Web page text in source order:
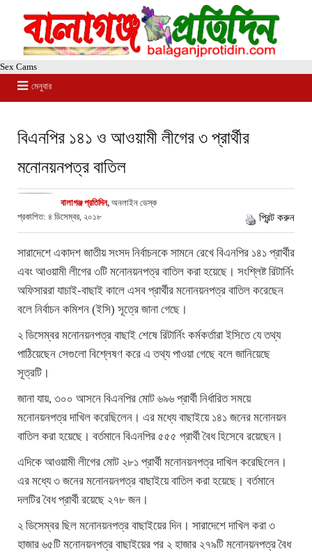
Sex Cams
মেনুবার
বিএনপির ১৪১ ও আওয়ামী লীগের ৩ প্রার্থীর
মনোনয়নপত্র বাতিল
বালাগঞ্জ প্রতিদিন, অনলাইন ডেস্ক
প্রকাশিত: ৪ ডিসেম্বর, ২০১৮
প্রিন্ট করুন
সারাদেশে একাদশ জাতীয় সংসদ নির্বাচনকে সামনে রেখে বিএনপির ১৪১ প্রার্থীর
এবং আওয়ামী লীগের ৩টি মনোনয়নপত্র বাতিল করা হয়েছে। সংশ্লিষ্ট রিটার্নিং
অফিসাররা যাচাই-বাছাই কালে এসব প্রার্থীর মনোনয়নপত্র বাতিল করেছেন
বলে নির্বাচন কমিশন (ইসি) সূত্রে জানা গেছে।
২ ডিসেম্বর মনোনয়নপত্র বাছাই শেষে রিটার্নিং কর্মকর্তারা ইসিতে যে তথ্য
পাঠিয়েছেন সেগুলো বিশ্লেষণ করে এ তথ্য পাওয়া গেছে বলে জানিয়েছে
সূত্রটি।
জানা যায়, ৩০০ আসনে বিএনপির মোট ৬৯৬ প্রার্থী নির্ধারিত সময়ে
মনোনয়নপত্র দাখিল করেছিলেন। এর মধ্যে বাছাইয়ে ১৪১ জনের মনোনয়ন
বাতিল করা হয়েছে। বর্তমানে বিএনপির ৫৫৫ প্রার্থী বৈধ হিসেবে রয়েছেন।
এদিকে আওয়ামী লীগের মোট ২৮১ প্রার্থী মনোনয়নপত্র দাখিল করেছিলেন।
এর মধ্যে ৩ জনের মনোনয়নপত্র বাছাইয়ে বাতিল করা হয়েছে। বর্তমানে
দলটির বৈধ প্রার্থী রয়েছে ২৭৮ জন।
২ ডিসেম্বর ছিল মনোনয়নপত্র বাছাইয়ের দিন। সারাদেশে দাখিল করা ৩
হাজার ৬৫টি মনোনয়নপত্র বাছাইয়ের পর ২ হাজার ২৭৯টি মনোনয়নপত্র বৈধ